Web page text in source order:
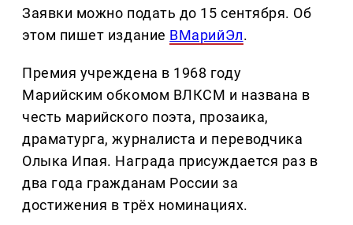
Заявки можно подать до 15 сентября. Об
этом пишет издание ВМарийЭл.
Премия учреждена в 1968 году
Марийским обкомом ВЛКСМ и названа в
честь марийского поэта, прозаика,
драматурга, журналиста и переводчика
Олыка Ипая. Награда присуждается раз в
два года гражданам России за
достижения в трёх номинациях.